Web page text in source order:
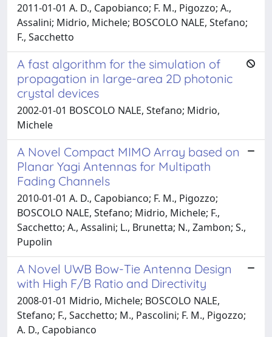
2011-01-01 A. D., Capobianco; F. M., Pigozzo; A.,
Assalini; Midrio, Michele; BOSCOLO NALE, Stefano;
F., Sacchetto
A fast algorithm for the simulation of
propagation in large-area 2D photonic
crystal devices
2002-01-01 BOSCOLO NALE, Stefano; Midrio,
Michele
A Novel Compact MIMO Array based on
Planar Yagi Antennas for Multipath
Fading Channels
2010-01-01 A. D., Capobianco; F. M., Pigozzo;
BOSCOLO NALE, Stefano; Midrio, Michele; F.,
Sacchetto; A., Assalini; L., Brunetta; N., Zambon; S.,
Pupolin
A Novel UWB Bow-Tie Antenna Design
with High F/B Ratio and Directivity
2008-01-01 Midrio, Michele; BOSCOLO NALE,
Stefano; F., Sacchetto; M., Pascolini; F. M., Pigozzo;
A. D., Capobianco